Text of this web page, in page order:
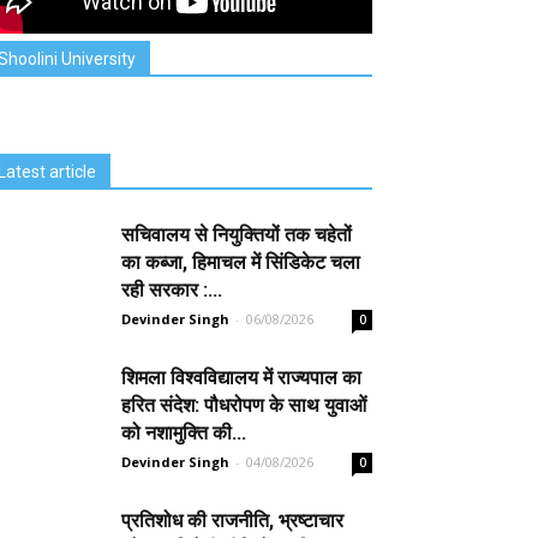
University
article
सचिवालय से नियुक्तियों तक चहेतों
का कब्जा, हिमाचल में सिंडिकेट चला
रही सरकार :...
Devinder Singh - 06/08/2026 0
शिमला विश्वविद्यालय में राज्यपाल का
हरित संदेश: पौधरोपण के साथ युवाओं
को नशामुक्ति की...
Devinder Singh - 04/08/2026 0
प्रतिशोध की राजनीति, भ्रष्टाचार